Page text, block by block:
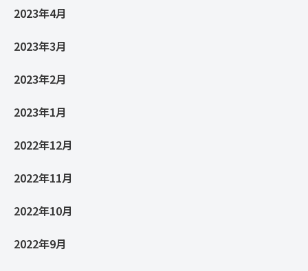
2023年4月
2023年3月
2023年2月
2023年1月
2022年12月
2022年11月
2022年10月
2022年9月